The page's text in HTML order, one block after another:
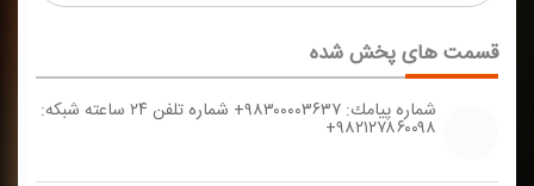
قسمت های پخش شده
شماره پیامك: ۹۸۳۰۰۰۰۳۶۳۷+ شماره تلفن ۲۴ ساعته شبكه:
۹۸۲۱۲۷۸۶۰۰۹۸+